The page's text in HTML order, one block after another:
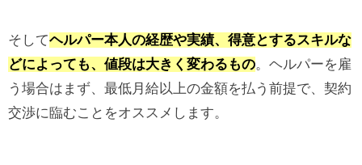
そしてヘルパー本人の経歴や実績、得意とするスキルな
どによっても、値段は大きく変わるもの。ヘルパーを雇
う場合はまず、最低月給以上の金額を払う前提で、契約
交渉に臨むことをオススメします。